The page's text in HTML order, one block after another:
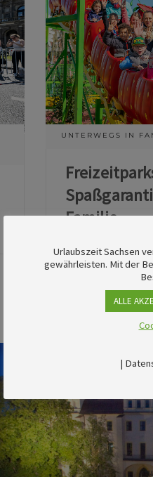
UNTERWEGS IN
Familie
11. Juni 2026
Urlaubszeit Sachsen
gewährleisten. Mit der
ALLE
|